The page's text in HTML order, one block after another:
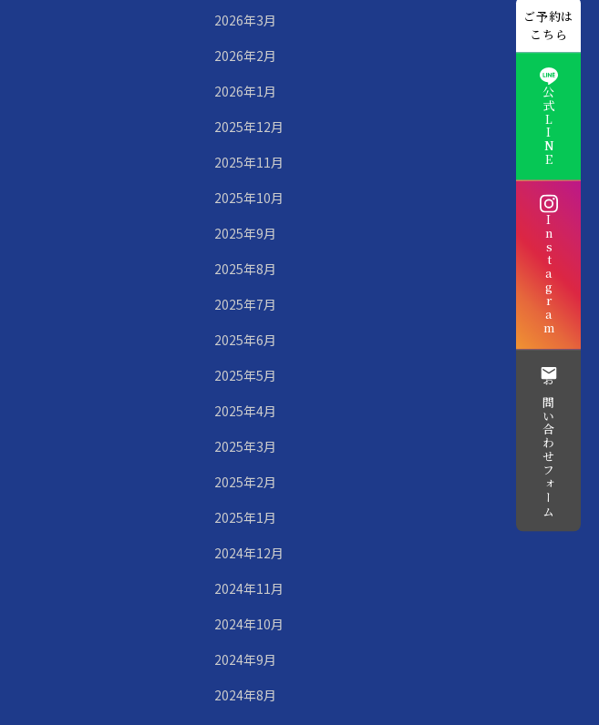
2026年3月
2026年2月
2026年1月
2025年12月
2025年11月
2025年10月
2025年9月
2025年8月
2025年7月
2025年6月
2025年5月
2025年4月
2025年3月
2025年2月
2025年1月
2024年12月
2024年11月
2024年10月
2024年9月
2024年8月
ご予約は
こちら
公式LINE
Instagram
お問い合わせフォーム